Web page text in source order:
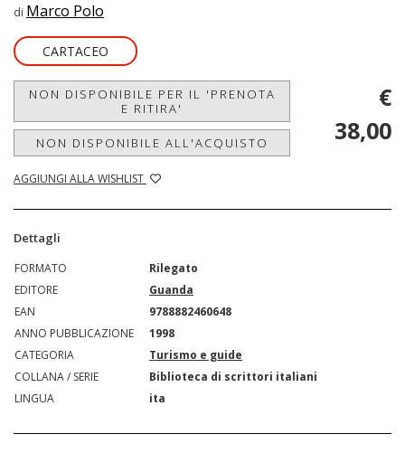
di Marco Polo
CARTACEO
NON DISPONIBILE PER IL 'PRENOTA
E RITIRA'
NON DISPONIBILE ALL'ACQUISTO
AGGIUNGI ALLA WISHLIST
€
38,00
Dettagli
FORMATO
Rilegato
EDITORE
Guanda
EAN
9788882460648
ANNO PUBBLICAZIONE
1998
CATEGORIA
Turismo e guide
COLLANA / SERIE
Biblioteca di scrittori italiani
LINGUA
ita